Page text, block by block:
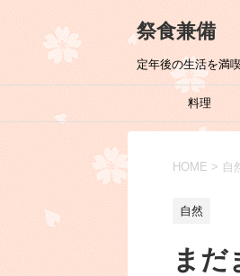
祭食兼備
定年後の生活を満
料理
HOME > 自
自然
まだ